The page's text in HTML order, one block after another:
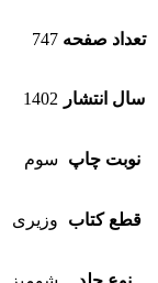
تعداد صفحه 747
سال انتشار 1402
نوبت چاپ سوم
قطع کتاب وزیری